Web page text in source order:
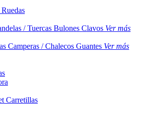
Ruedas
/ Tuercas Bulones Clavos Ver más
Camperas / Chalecos Guantes Ver más
Carretillas